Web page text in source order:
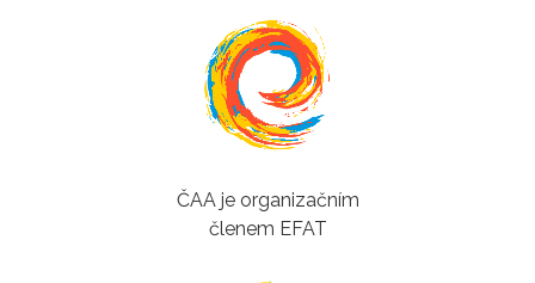
ČAA je organizačním
členem EFAT